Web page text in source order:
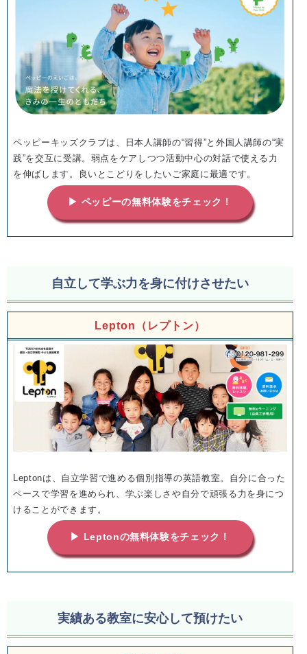
ペッピーキッズクラブは、日本人講師の“習得”と外国人講師の“実
践”を交互に受講。弱点をケアしつつ活動中心の対話で使える力
を伸ばします。良いとこどりをしたいご家庭に最適です。
▶ ペッピーの無料体験をチェック！
自立して学ぶ力を身に付けさせたい
Lepton（レプトン）
Leptonは、自立学習で進める個別指導の英語教室。自分に合った
ペースで学習を進められ、学ぶ楽しさや自分で頑張る力を身につ
けることができます。
▶ Leptonの無料体験をチェック！
実績ある教室に安心して預けたい